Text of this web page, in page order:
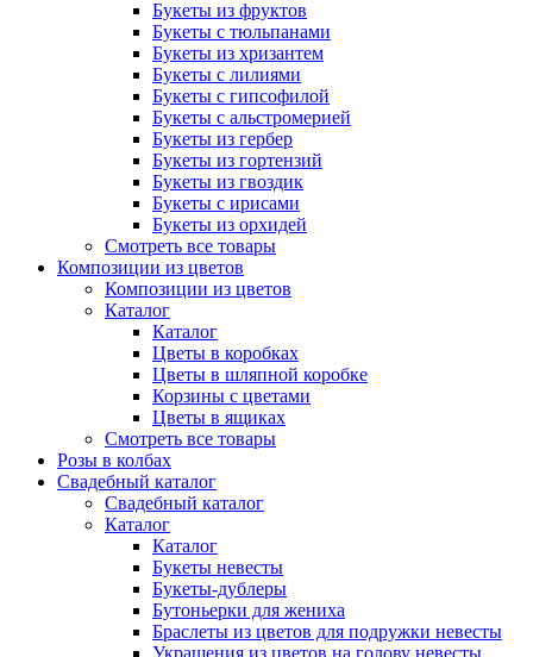
Букеты из фруктов
Букеты с тюльпанами
Букеты из хризантем
Букеты с лилиями
Букеты с гипсофилой
Букеты с альстромерией
Букеты из гербер
Букеты из гортензий
Букеты из гвоздик
Букеты с ирисами
Букеты из орхидей
Смотреть все товары
Композиции из цветов
Композиции из цветов
Каталог
Каталог
Цветы в коробках
Цветы в шляпной коробке
Корзины с цветами
Цветы в ящиках
Смотреть все товары
Розы в колбах
Свадебный каталог
Свадебный каталог
Каталог
Каталог
Букеты невесты
Букеты-дублеры
Бутоньерки для жениха
Браслеты из цветов для подружки невесты